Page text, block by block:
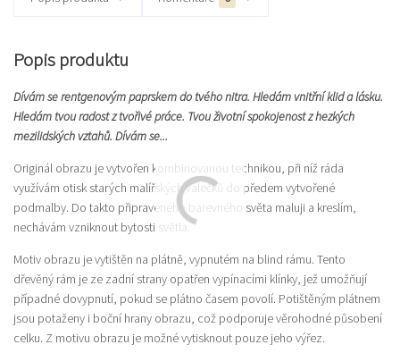
Popis produktu
Dívám se rentgenovým paprskem do tvého nitra. Hledám vnitřní klid a lásku.
Hledám tvou radost z tvořivé práce. Tvou životní spokojenost z hezkých
mezilidských vztahů. Dívám se...
Originál obrazu je vytvořen kombinovanou technikou, při níž ráda
využívám otisk starých malířských válečků do předem vytvořené
podmalby. Do takto připraveného barevného světa maluji a kreslím,
nechávám vzniknout bytosti světla.
Motiv obrazu je vytištěn na plátně, vypnutém na blind rámu. Tento
dřevěný rám je ze zadní strany opatřen vypínacími klínky, jež umožňují
případné dovypnutí, pokud se plátno časem povolí. Potištěným plátnem
jsou potaženy i boční hrany obrazu, což podporuje věrohodné působení
celku. Z motivu obrazu je možné vytisknout pouze jeho výřez.